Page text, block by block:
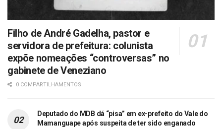
Filho de André Gadelha, pastor e
servidora de prefeitura: colunista
expõe nomeações “controversas” no
gabinete de Veneziano
0 COMPARTILHAMENTOS
Deputado do MDB dá “pisa” em ex-prefeito do Vale do
Mamanguape após suspeita de ter sido enganado